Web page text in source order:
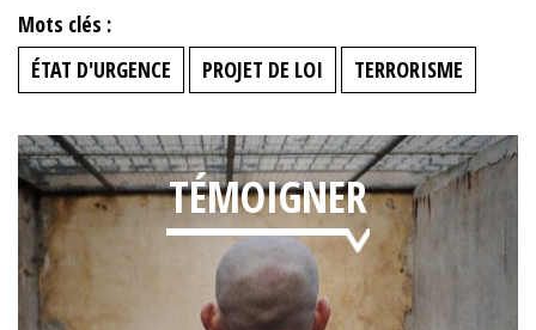
Mots clés :
ÉTAT D'URGENCE
PROJET DE LOI TERRORISME
TÉMOIGNER